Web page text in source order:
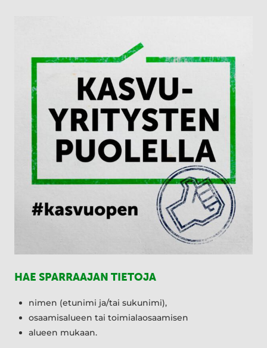
HAE SPARRAAJAN TIETOJA
nimen (etunimi ja/tai sukunimi),
osaamisalueen tai toimialaosaamisen
alueen mukaan.